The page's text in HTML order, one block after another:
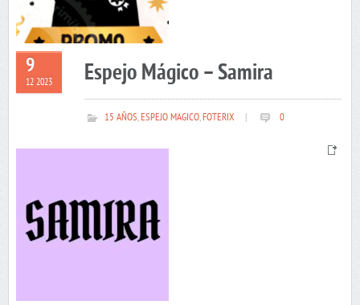
9
12 2023 Espejo Mágico – Samira
15 AÑOS,ESPEJO MAGICO,FOTERIX 0